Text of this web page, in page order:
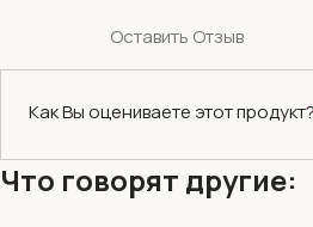
Оставить Отзыв
Как Вы оцениваете этот продукт?
Что говорят другие: